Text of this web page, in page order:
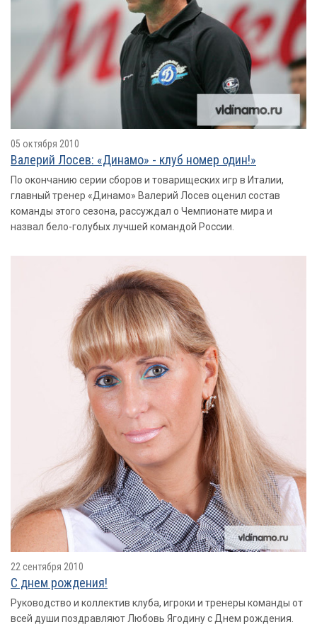
05 октября 2010
Валерий Лосев: «Динамо» - клуб номер один!»
По окончанию серии сборов и товарищеских игр в Италии,
главный тренер «Динамо» Валерий Лосев оценил состав
команды этого сезона, рассуждал о Чемпионате мира и
назвал бело-голубых лучшей командой России.
22 сентября 2010
С днем рождения!
Руководство и коллектив клуба, игроки и тренеры команды от
всей души поздравляют Любовь Ягодину с Днем рождения.